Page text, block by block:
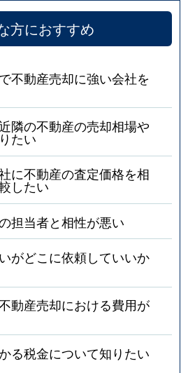
方におすすめ
不動産売却に強い会社を
隣の不動産の売却相場や
たい
に不動産の査定価格を相
したい
担当者と相性が悪い
がどこに依頼していいか
動産売却における費用が
る税金について知りたい